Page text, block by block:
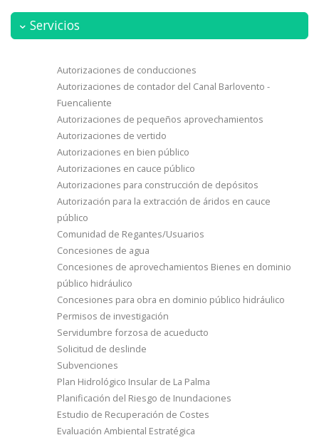
Servicios
Autorizaciones de conducciones
Autorizaciones de contador del Canal Barlovento -
Fuencaliente
Autorizaciones de pequeños aprovechamientos
Autorizaciones de vertido
Autorizaciones en bien público
Autorizaciones en cauce público
Autorizaciones para construcción de depósitos
Autorización para la extracción de áridos en cauce
público
Comunidad de Regantes/Usuarios
Concesiones de agua
Concesiones de aprovechamientos Bienes en dominio
público hidráulico
Concesiones para obra en dominio público hidráulico
Permisos de investigación
Servidumbre forzosa de acueducto
Solicitud de deslinde
Subvenciones
Plan Hidrológico Insular de La Palma
Planificación del Riesgo de Inundaciones
Estudio de Recuperación de Costes
Evaluación Ambiental Estratégica